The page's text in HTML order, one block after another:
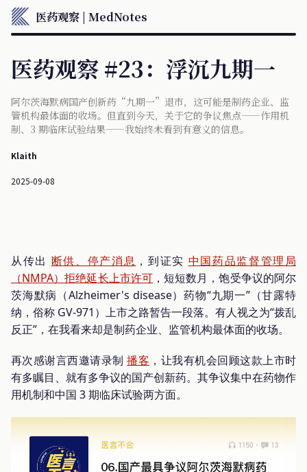
医药观察 | MedNotes
医药观察 #23：浮沉九期一
阿尔茨海默病国产创新药“九期一”退市，这可能是制药企业、监
管机构最体面的收场。但直到今天，关于它的争议焦点——作用机
制、3 期临床试验结果——我始终未看到有意义的信息。
Klaith
2025-09-08
从传出 断供、停产消息 ，到证实 中国药品监督管理局
（NMPA）拒绝延长上市许可，短短数月，饱受争议的阿尔
茨海默病（Alzheimer's disease）药物“九期一”（甘露特
纳，俗称 GV-971）上市之路暂告一段落。有人视之为“拨乱
反正”，在我看来却是制药企业、监管机构最体面的收场。
再次感谢言西邀请录制播客 ，让我有机会回顾这款上市时
有多瞩目、就有多争议的国产创新药。其争议集中在药物作
用机制和中国 3 期临床试验两方面。